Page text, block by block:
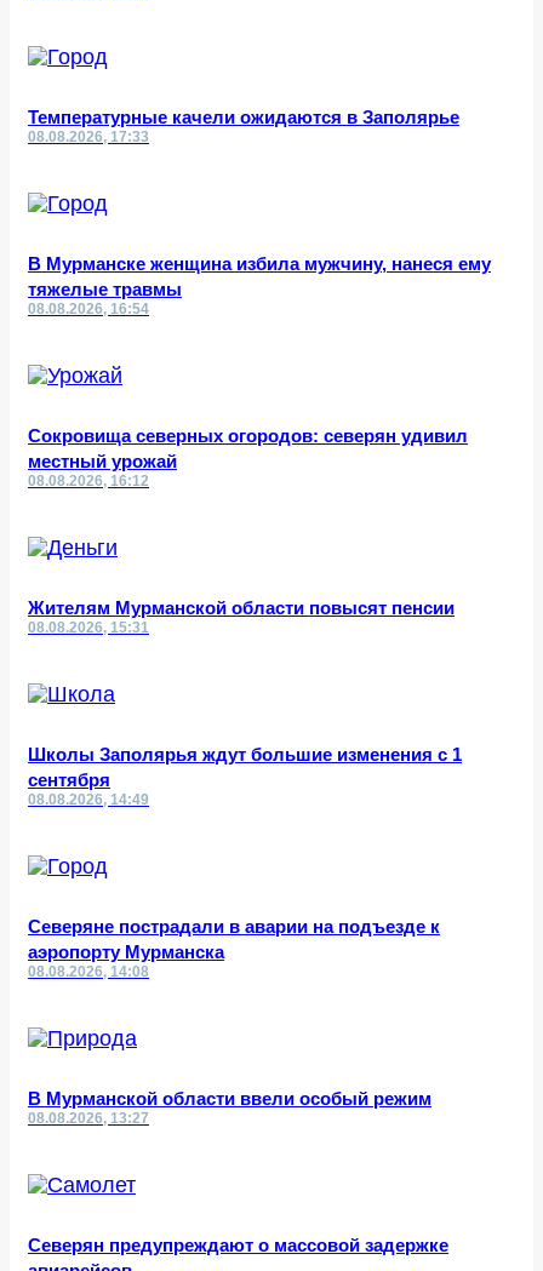
Температурные качели ожидаются в Заполярье
08.08.2026, 17:33
В Мурманске женщина избила мужчину, нанеся ему
тяжелые травмы
08.08.2026, 16:54
Сокровища северных огородов: северян удивил
местный урожай
08.08.2026, 16:12
Жителям Мурманской области повысят пенсии
08.08.2026, 15:31
Школы Заполярья ждут большие изменения с 1
сентября
08.08.2026, 14:49
Северяне пострадали в аварии на подъезде к
аэропорту Мурманска
08.08.2026, 14:08
В Мурманской области ввели особый режим
08.08.2026, 13:27
Северян предупреждают о массовой задержке